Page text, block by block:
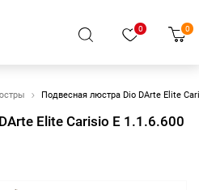
0 0
Подвесная люстра Dio DArte Elite
Elite Carisio E 1.1.6.600